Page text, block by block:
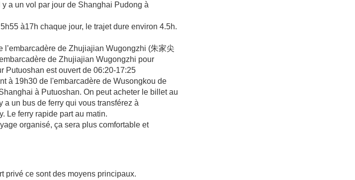
a un vol par jour de Shanghai Pudong à
à17h chaque jour, le trajet dure environ 4.5h.
de Zhujiajian Wugongzhi (朱家尖
de Zhujiajian Wugongzhi pour
Putuoshan est ouvert de 06:20-17:25
à 19h30 de l'embarcadère de Wusongkou de
à Putuoshan. On peut acheter le billet au
un bus de ferry qui vous transférez à
Le ferry rapide part au matin.
organisé, ça sera plus comfortable et
privé ce sont des moyens principaux.